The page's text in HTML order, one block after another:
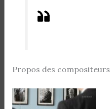
Propos des compositeurs